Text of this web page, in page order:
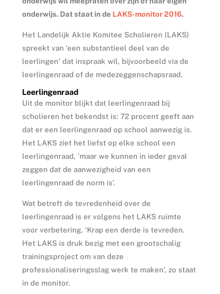
onderwijs. Dat staat in de LAKS-monitor 2016.
Het Landelijk Aktie Komitee Scholieren (LAKS)
spreekt van ‘een substantieel deel van de
leerlingen’ dat inspraak wil, bijvoorbeeld via de
leerlingenraad of de medezeggenschapsraad.
Leerlingenraad
Uit de monitor blijkt dat leerlingenraad bij
scholieren het bekendst is: 72 procent geeft aan
dat er een leerlingenraad op school aanwezig is.
Het LAKS ziet het liefst op elke school een
leerlingenraad, ‘maar we kunnen in ieder geval
zeggen dat de aanwezigheid van een
leerlingenraad de norm is’.
Wat betreft de tevredenheid over de
leerlingenraad is er volgens het LAKS ruimte
voor verbetering. ‘Krap een derde is tevreden.
Het LAKS is druk bezig met een grootschalig
trainingsproject om van deze
professionaliseringsslag werk te maken’, zo staat
in de monitor.